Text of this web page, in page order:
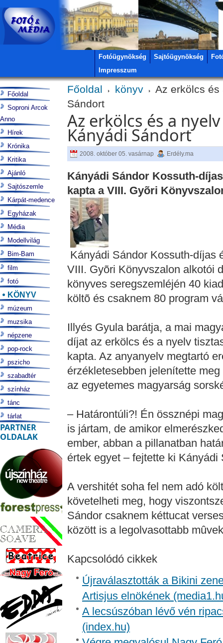
Fotóügynökség Sajtóügynökség
Impresszum
Főoldal könyv
Az erkölcs
Sándort
Az erkölcs és a
Kányádi Sándort
2008. október 05. vasárnap Erdély.ma
Kányádi Sándor Kossuth-
kapta a VIII. Gyõri
Kányádi Sándor Kossuth-díjas
VIII. Gyõri Könyvszalon alkotói
könyves seregszemléjén 40
költõ és csaknem 80 program
Illyés Gyula barátja, a mai
díjat az erkölcs és a nyelv
kapta. Az anyanyelv megtartó
érzékletesebben jelenítette
az egyetemes magyarság
– Határontúli?! Én össznépi
is jártam, de amikor
ember, abban a pillanatban
értek egyet – fejtette ki Kányádi
A vershitét soha fel nem adó
követelheti meg, hogy
Sándor csaknem kéttucat
között is a legolvasottabb
Kapcsolódó cikkek
Újraválasztották a Bikini
Artisjus elnökének
A lecsúszóban lévő vén
(index.hu)
Főoldal
Soproni Arcok
Anno
Hírek
Krónika
Kritika
Ajánló
Sajtószemle
Kárpát-medence
Egyházak
Média
Modellvilág
Bim-Bam
film
fotó
KÖNYV
múzeum
muzsika
népzene
pop-rock
pszicho
szabadtér
színház
tánc
tárlat
PARTNER
OLDALAK